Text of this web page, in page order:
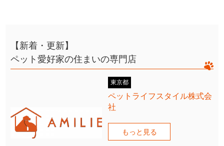
【新着・更新】
ペット愛好家の住まいの専門店
東京都
ペットライフスタイル株式会
社
もっと見る